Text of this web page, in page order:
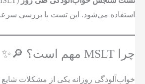
استفاده می‌شود. این تست با بررسی
چرا MSLT مهم است؟ 🔎✨
خواب‌آلودگی روزانه یکی از مشکلات